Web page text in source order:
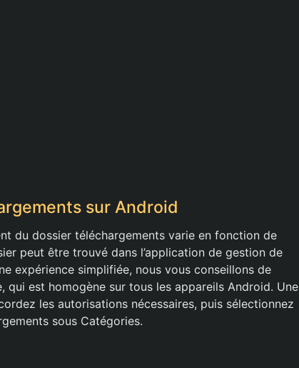
sur Android
du dossier téléchargements varie en fonction de
peut être trouvé dans l’application de gestion de
expérience simplifiée, nous vous conseillons de
qui est homogène sur tous les appareils Android. Une
les autorisations nécessaires, puis sélectionnez
sous Catégories.